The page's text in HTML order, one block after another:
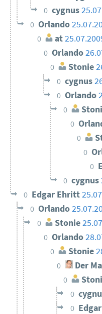
0 cygnus
0 Orlando
0 at
0 Orlando
0 Stonie
0 cygnus
0 Orlando
0
0
0
0
0
0 cygnus
0 Edgar Ehritt
0 Orlando
0 Stonie
0 Orlando
0 Stonie
0 Der
0
0
0